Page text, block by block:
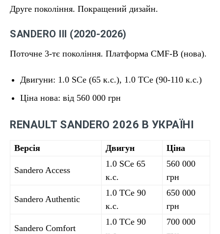
Друге покоління. Покращений дизайн.
SANDERO III (2020-2026)
Поточне 3-тє покоління. Платформа CMF-B (нова).
Двигуни: 1.0 SCe (65 к.с.), 1.0 TCe (90-110 к.с.)
Ціна нова: від 560 000 грн
RENAULT SANDERO 2026 В УКРАЇНІ
Версія Двигун Ціна
Sandero Access
1.0 SCe 65
к.с.
560 000
грн
Sandero Authentic
1.0 TCe 90
к.с.
650 000
грн
Sandero Comfort
1.0 TCe 90
700 000